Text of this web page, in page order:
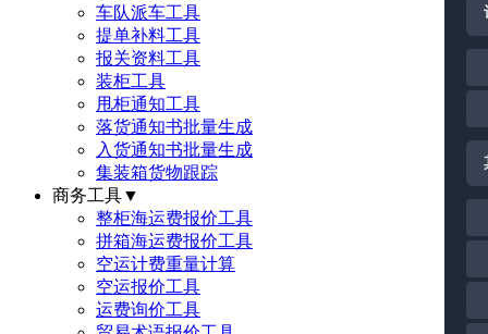
车队派车工具
提单补料工具
报关资料工具
装柜工具
甩柜通知工具
落货通知书批量生成
入货通知书批量生成
集装箱货物跟踪
商务工具▼
整柜海运费报价工具
拼箱海运费报价工具
空运计费重量计算
空运报价工具
运费询价工具